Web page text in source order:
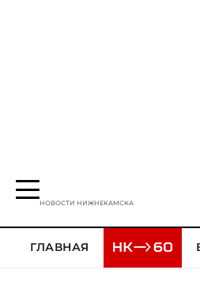
НОВОСТИ НИЖНЕКАМСКА
ГЛАВНАЯ